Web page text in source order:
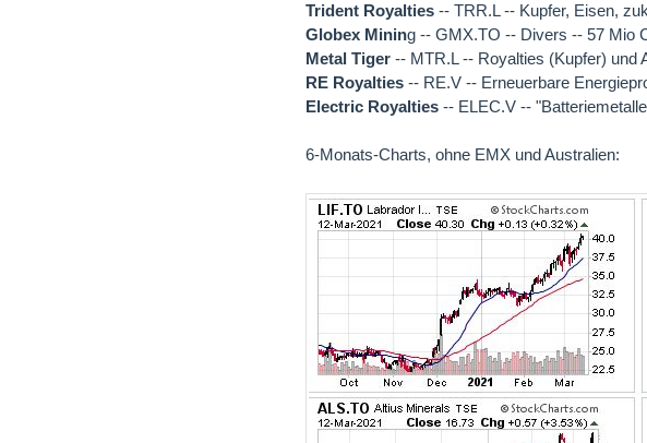
Trident Royalties -- TRR.L -- Kupfer, Eisen,
Globex Mining -- GMX.TO -- Divers -- 57 Mio
Metal Tiger -- MTR.L -- Royalties (Kupfer) und
RE Royalties -- RE.V -- Erneuerbare
Electric Royalties -- ELEC.V --
6-Monats-Charts, ohne EMX und Australien: